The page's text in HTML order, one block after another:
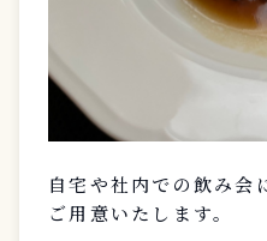
自宅や社内での飲み会
ご用意いたします。